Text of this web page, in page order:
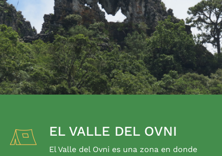
EL VALLE DEL OVNI
El Valle del Ovni es una zona en donde